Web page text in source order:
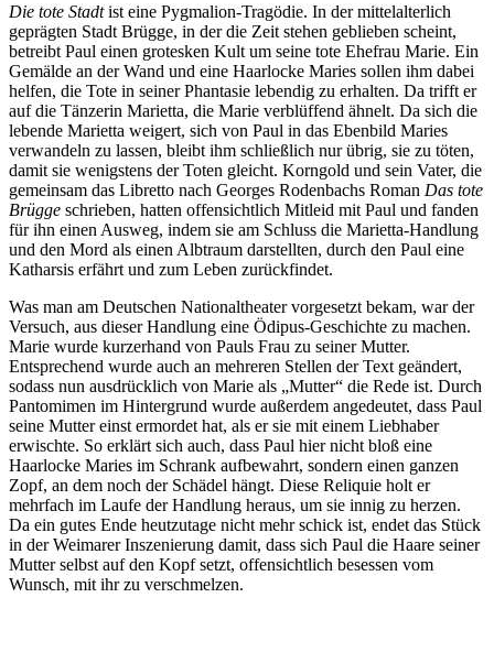
Die tote Stadtist eine Pygmalion-Tragödie. In der mittelalterlich
geprägten Stadt Brügge, in der die Zeit stehen geblieben scheint,
betreibt Paul einen grotesken Kult um seine tote Ehefrau Marie. Ein
Gemälde an der Wand und eine Haarlocke Maries sollen ihm dabei
helfen, die Tote in seiner Phantasie lebendig zu erhalten. Da trifft er
auf die Tänzerin Marietta, die Marie verblüffend ähnelt. Da sich die
lebende Marietta weigert, sich von Paul in das Ebenbild Maries
verwandeln zu lassen, bleibt ihm schließlich nur übrig, sie zu töten,
damit sie wenigstens der Toten gleicht. Korngold und sein Vater, die
gemeinsam das Libretto nach Georges Rodenbachs Roman Das tote
Brügge schrieben, hatten offensichtlich Mitleid mit Paul und fanden
für ihn einen Ausweg, indem sie am Schluss die Marietta-Handlung
und den Mord als einen Albtraum darstellten, durch den Paul eine
Katharsis erfährt und zum Leben zurückfindet.
Was man am Deutschen Nationaltheater vorgesetzt bekam, war der
Versuch, aus dieser Handlung eine Ödipus-Geschichte zu machen.
Marie wurde kurzerhand von Pauls Frau zu seiner Mutter.
Entsprechend wurde auch an mehreren Stellen der Text geändert,
sodass nun ausdrücklich von Marie als „Mutter“ die Rede ist. Durch
Pantomimen im Hintergrund wurde außerdem angedeutet, dass Paul
seine Mutter einst ermordet hat, als er sie mit einem Liebhaber
erwischte. So erklärt sich auch, dass Paul hier nicht bloß eine
Haarlocke Maries im Schrank aufbewahrt, sondern einen ganzen
Zopf, an dem noch der Schädel hängt. Diese Reliquie holt er
mehrfach im Laufe der Handlung heraus, um sie innig zu herzen.
Da ein gutes Ende heutzutage nicht mehr schick ist, endet das Stück
in der Weimarer Inszenierung damit, dass sich Paul die Haare seiner
Mutter selbst auf den Kopf setzt, offensichtlich besessen vom
Wunsch, mit ihr zu verschmelzen.